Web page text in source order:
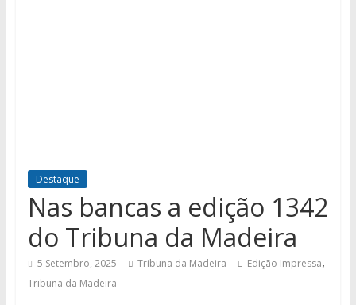
Destaque
Nas bancas a edição 1342
do Tribuna da Madeira
5 Setembro, 2025 Tribuna da Madeira Edição Impressa,
Tribuna da Madeira